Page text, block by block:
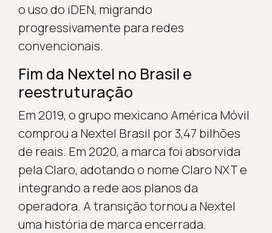
o uso do iDEN, migrando
progressivamente para redes
convencionais.
Fim da Nextel no Brasil e
reestruturação
Em 2019, o grupo mexicano América Móvil
comprou a Nextel Brasil por 3,47 bilhões
de reais. Em 2020, a marca foi absorvida
pela Claro, adotando o nome Claro NXT e
integrando a rede aos planos da
operadora. A transição tornou a Nextel
uma história de marca encerrada.